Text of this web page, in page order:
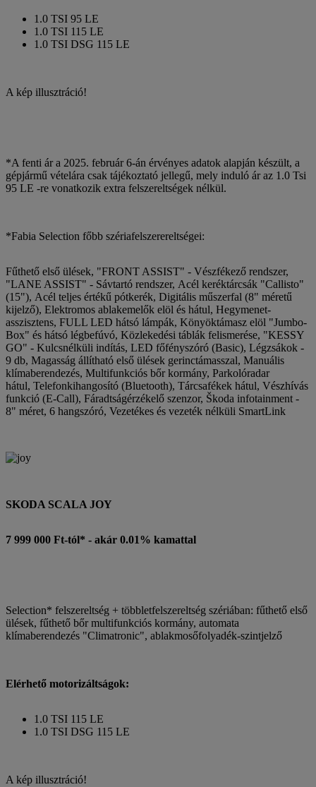
1.0 TSI 95 LE
1.0 TSI 115 LE
1.0 TSI DSG 115 LE
A kép illusztráció!
*A fenti ár a 2025. február 6-án érvényes adatok alapján készült, a
gépjármű vételára csak tájékoztató jellegű, mely induló ár az 1.0 Tsi
95 LE -re vonatkozik extra felszereltségek nélkül.
*Fabia Selection főbb szériafelszerereltségei:
Fűthető első ülések, "FRONT ASSIST" - Vészfékező rendszer,
"LANE ASSIST" - Sávtartó rendszer, Acél keréktárcsák "Callisto"
(15"), Acél teljes értékű pótkerék, Digitális műszerfal (8" méretű
kijelző), Elektromos ablakemelők elöl és hátul, Hegymenet-
asszisztens, FULL LED hátsó lámpák, Könyöktámasz elöl "Jumbo-
Box" és hátsó légbefúvó, Közlekedési táblák felismerése, "KESSY
GO" - Kulcsnélküli indítás, LED főfényszóró (Basic), Légzsákok -
9 db, Magasság állítható első ülések gerinctámasszal, Manuális
klímaberendezés, Multifunkciós bőr kormány, Parkolóradar
hátul, Telefonkihangosító (Bluetooth), Tárcsafékek hátul, Vészhívás
funkció (E-Call), Fáradtságérzékelő szenzor, Škoda infotainment -
8" méret, 6 hangszóró, Vezetékes és vezeték nélküli SmartLink
SKODA SCALA JOY
7 999 000 Ft-tól* - akár 0.01% kamattal
Selection* felszereltség + többletfelszereltség szériában: fűthető első
ülések, fűthető bőr multifunkciós kormány, automata
klímaberendezés "Climatronic", ablakmosőfolyadék-szintjelző
Elérhető motorizáltságok:
1.0 TSI 115 LE
1.0 TSI DSG 115 LE
A kép illusztráció!